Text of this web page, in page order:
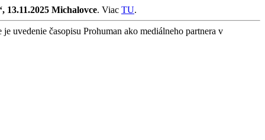
13.11.2025 Michalovce. Viac TU.
uvedenie časopisu Prohuman ako mediálneho partnera v